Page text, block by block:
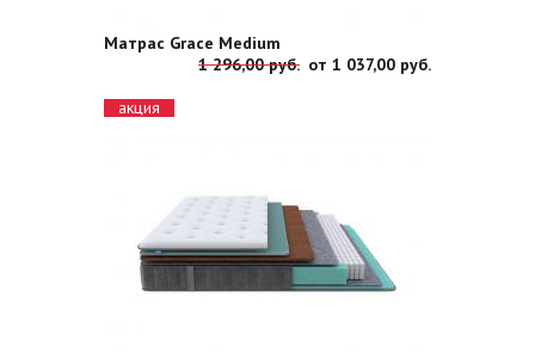
Матрас Grace Medium
1 296,00 руб. от 1 037,00 руб.
акция